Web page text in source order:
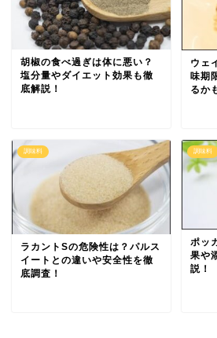
胡椒の食べ過ぎは体に悪い？
塩分量やダイエット効果も徹
底解説！
ウェ
味期
るか
調味料
ラカントSの危険性は？パルス
イートとの違いや安全性を徹
底調査！
調味料
ポッ
果や
説！